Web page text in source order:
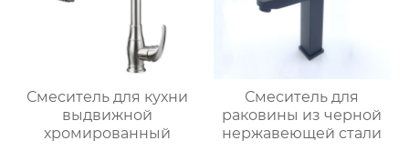
Смеситель для кухни
выдвижной
хромированный
Смеситель для
раковины из черной
нержавеющей стали